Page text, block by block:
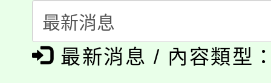
會
115年食農教育專業人
程
「本色祭」8/29、30在
場熱烈登場!
8/21下午1時於龍潭區
最新消息 / 內容類型